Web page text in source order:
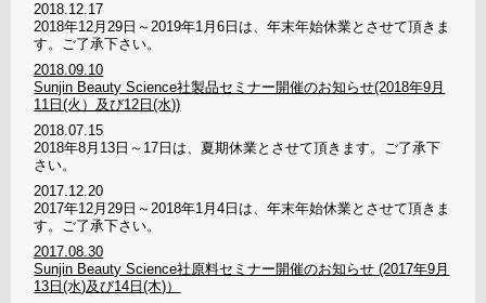
2018.12.17
2018年12月29日～2019年1月6日は、年末年始休業とさせて頂きま
す。ご了承下さい。
2018.09.10
Sunjin Beauty Science社製品セミナー開催のお知らせ(2018年9月
11日(火）及び12日(水))
2018.07.15
2018年8月13日～17日は、夏期休業とさせて頂きます。ご了承下
さい。
2017.12.20
2017年12月29日～2018年1月4日は、年末年始休業とさせて頂きま
す。ご了承下さい。
2017.08.30
Sunjin Beauty Science社原料セミナー開催のお知らせ (2017年9月
13日(水)及び14日(木)）